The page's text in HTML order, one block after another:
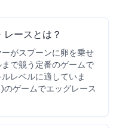
ースとは？
がスプーンに卵を乗せ
で競う定番のゲームで
レベルに適していま
ゲームでエッグレース